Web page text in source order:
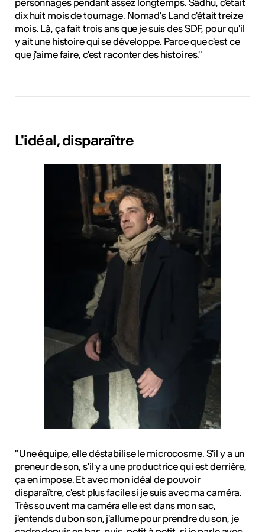
dix huit mois de tournage. Nomad's Land c'était treize
mois. Là, ça fait trois ans que je suis des SDF, pour qu'il
y ait une histoire qui se développe. Parce que c'est ce
que j'aime faire, c'est raconter des histoires."
L'idéal, disparaître
"Une équipe, elle déstabilise le microcosme. S'il y a un
preneur de son, s'il y a une productrice qui est derrière,
ça en impose. Et avec mon idéal de pouvoir
disparaître, c'est plus facile si je suis avec ma caméra.
Très souvent ma caméra elle est dans mon sac,
j'entends du bon son, j'allume pour prendre du son, je